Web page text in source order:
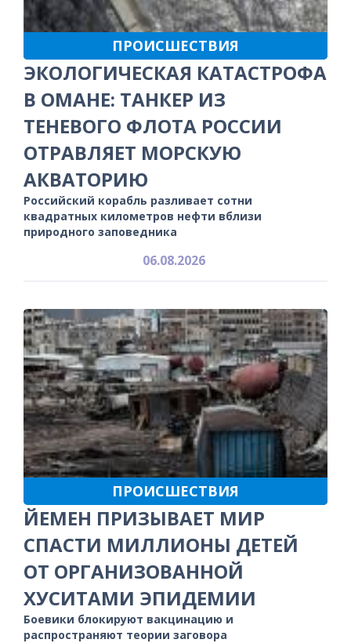
ПРОИСШЕСТВИЯ
ЭКОЛОГИЧЕСКАЯ КАТАСТРОФА
В ОМАНЕ: ТАНКЕР ИЗ
ТЕНЕВОГО ФЛОТА РОССИИ
ОТРАВЛЯЕТ МОРСКУЮ
АКВАТОРИЮ
Российский корабль разливает сотни
квадратных километров нефти вблизи
природного заповедника
06.08.2026
ПРОИСШЕСТВИЯ
ЙЕМЕН ПРИЗЫВАЕТ МИР
СПАСТИ МИЛЛИОНЫ ДЕТЕЙ
ОТ ОРГАНИЗОВАННОЙ
ХУСИТАМИ ЭПИДЕМИИ
Боевики блокируют вакцинацию и
распространяют теории заговора